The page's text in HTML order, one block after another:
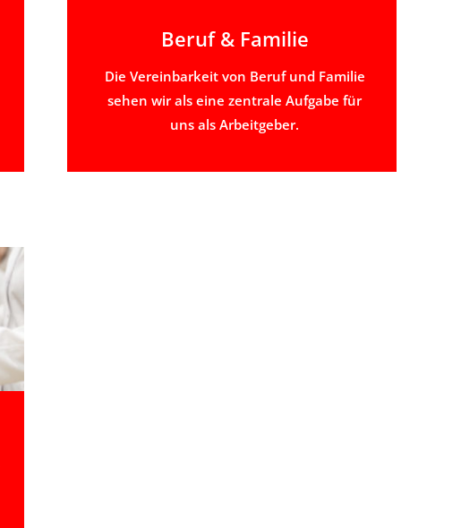
Beruf & Familie
Die Vereinbarkeit von Beruf und Familie
sehen wir als eine zentrale Aufgabe für
uns als Arbeitgeber.